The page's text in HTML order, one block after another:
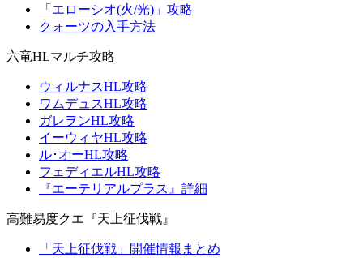
「エローシオ(火/光)」攻略
クォーツの入手方法
六竜HLマルチ攻略
ウィルナスHL攻略
ワムデュスHL攻略
ガレヲンHL攻略
イーウィヤHL攻略
ル･オーHL攻略
フェディエルHL攻略
『エーテリアルプラス』詳細
高難易度クエ『天上征伐戦』
「天上征伐戦」開催情報まとめ